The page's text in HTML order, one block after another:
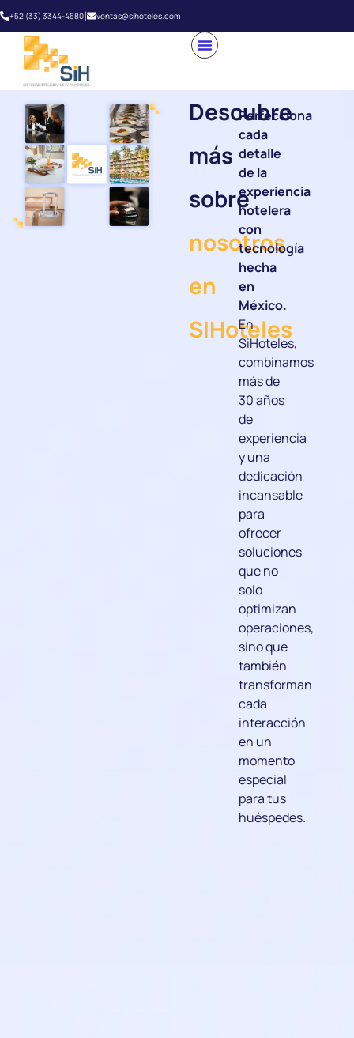
+52 (33) 3344-4580| ventas@sihoteles.com
Descubre
más
sobre
nosotros
en
SIHoteles
Perfecciona
cada
detalle
de la
experiencia
hotelera
con
tecnología
hecha
en
México.
En
SiHoteles,
combinamos
más de
30 años
de
experiencia
y una
dedicación
incansable
para
ofrecer
soluciones
que no
solo
optimizan
operaciones,
sino que
también
transforman
cada
interacción
en un
momento
especial
para tus
huéspedes.